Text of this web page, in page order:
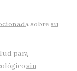
sobre su
para
sin